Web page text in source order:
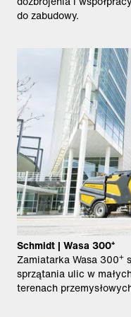
do zabudowy.
Schmidt | Wasa 300⁺
Zamiatarka Wasa 300+
sprzątania ulic w
terenach